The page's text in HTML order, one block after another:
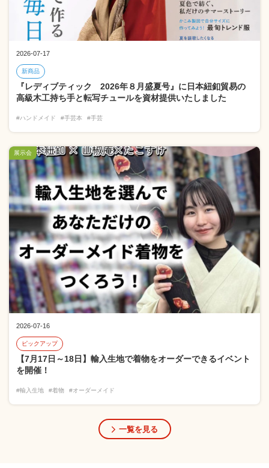
2026-07-17
新商品
『レディブティック 2026年８月盛夏号』に日本紐釦貿易の
高級木工持ち手と転写チュールを資材提供いたしました
#ハンドメイド #手芸本 #手芸
2026-07-16
ピックアップ
【7月17日～18日】輸入生地で着物をオーダーできるイベント
を開催！
#輸入生地 #着物 #オーダーメイド
展示会
一覧を見る